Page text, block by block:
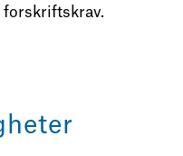
forskriftskrav.